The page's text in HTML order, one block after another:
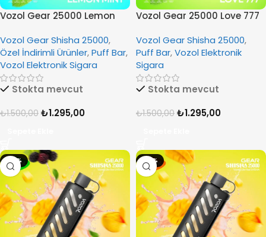
Vozol Gear 25000 Lemon
Vozol Gear Shisha 25000,
Özel İndirimli Ürünler,Puff Bar,
Vozol Elektronik Sigara
Stokta mevcut
₺1.500,00 ₺1.295,00
Vozol Gear 25000 Love 777
Vozol Gear Shisha 25000,
Puff Bar,Vozol Elektronik
Sigara
Stokta mevcut
₺1.500,00 ₺1.295,00
-14% -14%